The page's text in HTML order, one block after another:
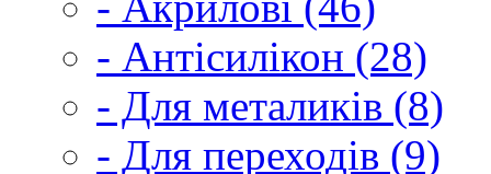
- Антісилікон (28)
- Для металиків (8)
- Для переходів (9)